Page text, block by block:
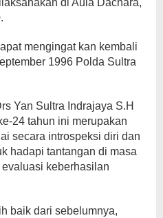
di Aula Dachara,
mengingat kan kembali
1996 Polda Sultra
Yan Sultra Indrajaya S.H
24 tahun ini merupakan
secara introspeksi diri dan
hadapi tantangan di masa
keberhasilan
baik dari sebelumnya,